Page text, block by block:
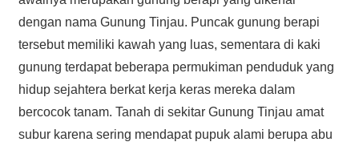
dengan nama Gunung Tinjau. Puncak gunung berapi
tersebut memiliki kawah yang luas, sementara di kaki
gunung terdapat beberapa permukiman penduduk yang
hidup sejahtera berkat kerja keras mereka dalam
bercocok tanam. Tanah di sekitar Gunung Tinjau amat
subur karena sering mendapat pupuk alami berupa abu